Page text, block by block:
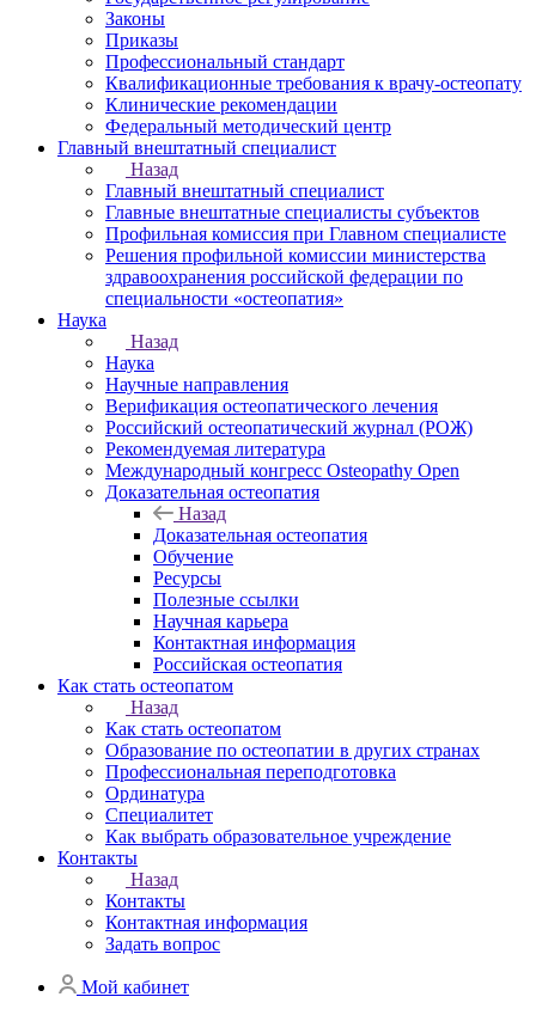
Законы
Приказы
Профессиональный стандарт
Квалификационные требования к врачу-остеопату
Клинические рекомендации
Федеральный методический центр
Главный внештатный специалист
Назад
Главный внештатный специалист
Главные внештатные специалисты субъектов
Профильная комиссия при Главном специалисте
Решения профильной комиссии министерства
здравоохранения российской федерации по
специальности «остеопатия»
Наука
Назад
Наука
Научные направления
Верификация остеопатического лечения
Российский остеопатический журнал (РОЖ)
Рекомендуемая литература
Международный конгресс Osteopathy Open
Доказательная остеопатия
Назад
Доказательная остеопатия
Обучение
Ресурсы
Полезные ссылки
Научная карьера
Контактная информация
Российская остеопатия
Как стать остеопатом
Назад
Как стать остеопатом
Образование по остеопатии в других странах
Профессиональная переподготовка
Ординатура
Специалитет
Как выбрать образовательное учреждение
Контакты
Назад
Контакты
Контактная информация
Задать вопрос
Мой кабинет